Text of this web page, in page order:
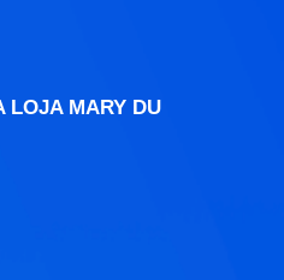
LOJA MARY DU